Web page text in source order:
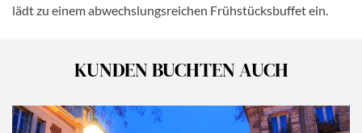
lädt zu einem abwechslungsreichen Frühstücksbuffet ein.
KUNDEN BUCHTEN AUCH